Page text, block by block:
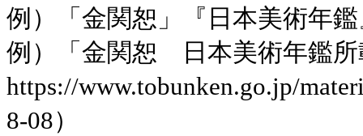
例）「金関恕」『日本美術年
例）「金関恕 日本美術年鑑所
https://www.tobunken.go.jp/
8-08）